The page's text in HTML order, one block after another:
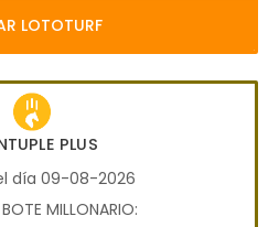
LOTOTURF
PLUS
día 09-08-2026
MILLONARIO: